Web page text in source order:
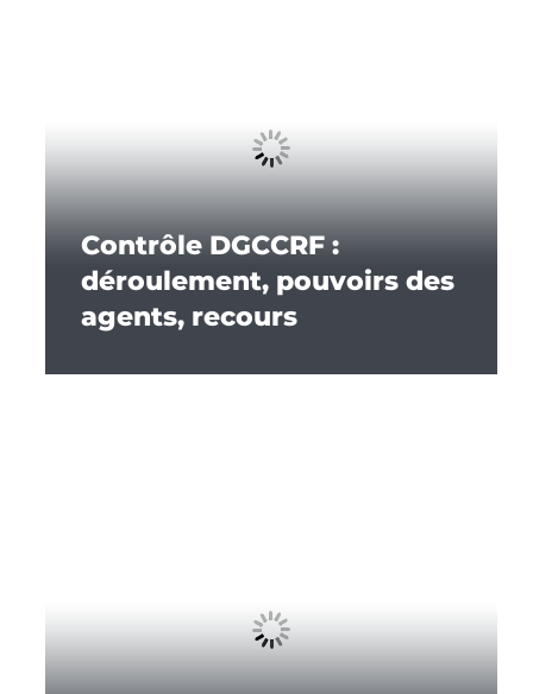
Contrôle DGCCRF :
déroulement, pouvoirs des
agents, recours